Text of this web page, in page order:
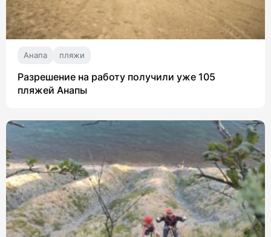
Анапа пляжи
Разрешение на работу получили уже 105
пляжей Анапы